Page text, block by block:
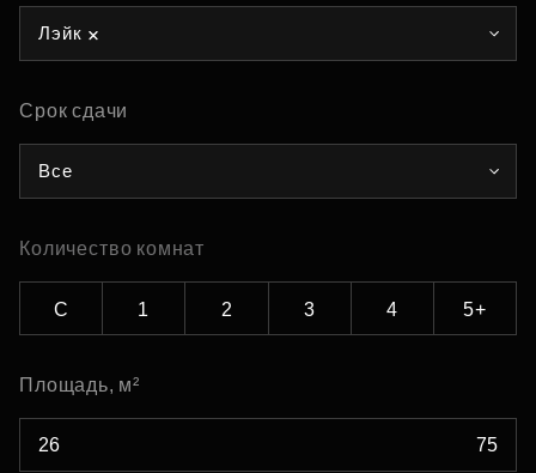
Лэйк
Срок сдачи
Все
Количество комнат
С 1 2 3 4 5+
Площадь, м²